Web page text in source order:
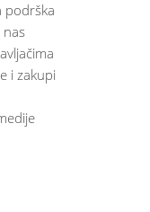
podrška
nas
i zakupi